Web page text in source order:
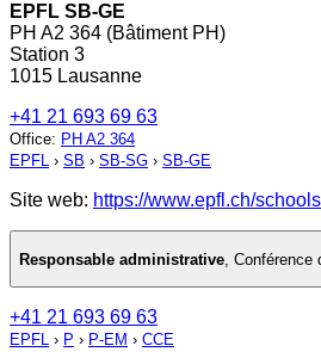
EPFL SB-GE
PH A2 364 (Bâtiment PH)
Station 3
1015 Lausanne
+41 21 693 69 63
Office: PH A2 364
EPFL › SB › SB-SG › SB-GE
Site web: https://www.epfl.ch/
Responsable administrative Conférence
+41 21 693 69 63
EPFL › P › P-EM › CCE